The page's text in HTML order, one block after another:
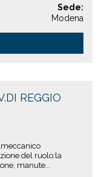
Sede:
Modena
REGGIO
del ruolo:la
manute...